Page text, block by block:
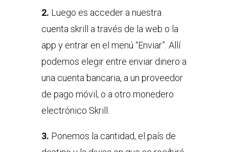
2. Luego es acceder a nuestra
cuenta skrill a través de la web o la
app y entrar en el menú “Enviar”. Allí
podemos elegir entre enviar dinero a
una cuenta bancaria, a un proveedor
de pago móvil, o a otro monedero
electrónico Skrill.
3. Ponemos la cantidad, el país de